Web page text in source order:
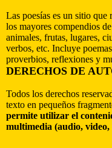
Las poesías es un sitio que
los mayores compendios
animales, frutas, lugares,
verbos, etc. Incluye
proverbios, reflexiones y
DERECHOS DE
Todos los derechos
texto en pequeños
permite utilizar el
multimedia (audio, video,